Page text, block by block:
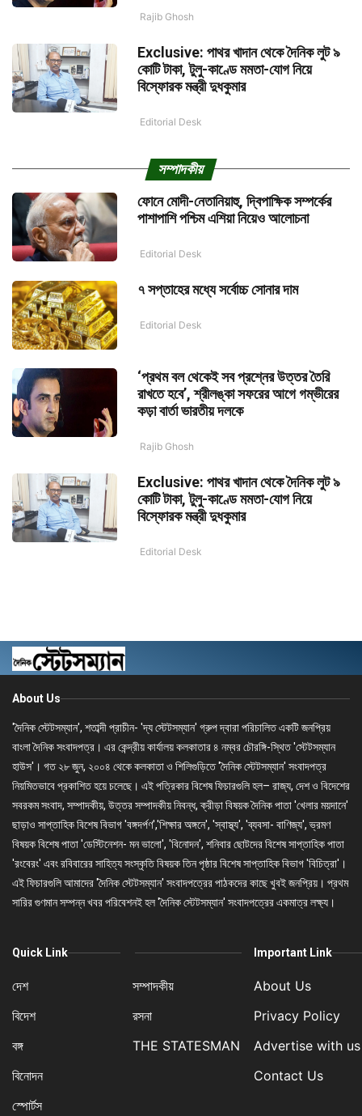
Rajib Ghosh
Exclusive: পাথর খাদান থেকে দৈনিক লুট ৯
কোটি টাকা, টুলু-কাণ্ডে মমতা-যোগ নিয়ে
বিস্ফোরক মন্ত্রী দুধকুমার
Editorial Desk
সম্পাদকীয়
ফোনে মোদী-নেতানিয়াহু, দ্বিপাক্ষিক সম্পর্কের
পাশাপাশি পশ্চিম এশিয়া নিয়েও আলোচনা
Editorial Desk
৭ সপ্তাহের মধ্যে সর্বোচ্চ সোনার দাম
Editorial Desk
‘প্রথম বল থেকেই সব প্রশ্নের উত্তর তৈরি
রাখতে হবে’, শ্রীলঙ্কা সফরের আগে গম্ভীরের
কড়া বার্তা ভারতীয় দলকে
Rajib Ghosh
Exclusive: পাথর খাদান থেকে দৈনিক লুট ৯
কোটি টাকা, টুলু-কাণ্ডে মমতা-যোগ নিয়ে
বিস্ফোরক মন্ত্রী দুধকুমার
Editorial Desk
About Us
'দৈনিক স্টেটসম্যান', শতাব্দী প্রাচীন- 'দ্য স্টেটসম্যান' গ্রুপ দ্বারা পরিচালিত একটি জনপ্রিয়
বাংলা দৈনিক সংবাদপত্র। এর কেন্দ্রীয় কার্যালয় কলকাতার ৪ নম্বর চৌরঙ্গি-স্থিত 'স্টেটসম্যান
হাউস'। গত ২৮ জুন, ২০০৪ থেকে কলকাতা ও শিলিগুড়িতে 'দৈনিক স্টেটসম্যান' সংবাদপত্র
নিয়মিতভাবে প্রকাশিত হয়ে চলেছে। এই পত্রিকার বিশেষ ফিচারগুলি হল– রাজ্য, দেশ ও বিদেশের
সবরকম সংবাদ, সম্পাদকীয়, উত্তর সম্পাদকীয় নিবন্ধ, ক্রীড়া বিষয়ক দৈনিক পাতা 'খেলার ময়দানে'
ছাড়াও সাপ্তাহিক বিশেষ বিভাগ 'বঙ্গদর্পণ','শিক্ষার অঙ্গনে', 'স্বাস্থ্য', 'ব্যবসা- বাণিজ্য', ভ্রমণ
বিষয়ক বিশেষ পাতা 'ডেস্টিনেশন- মন ভালো', 'বিনোদন', শনিবার ছোটদের বিশেষ সাপ্তাহিক পাতা
'রংবেরং' এবং রবিবারের সাহিত্য সংস্কৃতি বিষয়ক তিন পৃষ্ঠার বিশেষ সাপ্তাহিক বিভাগ 'বিচিত্রা'।
এই ফিচারগুলি আমাদের 'দৈনিক স্টেটসম্যান' সংবাদপত্রের পাঠকদের কাছে খুবই জনপ্রিয়। প্রথম
সারির গুণমান সম্পন্ন খবর পরিবেশনই হল 'দৈনিক স্টেটসম্যান' সংবাদপত্রের একমাত্র লক্ষ্য।
Quick Link
দেশ
বিদেশ
বঙ্গ
বিনোদন
স্পোর্টস
সম্পাদকীয়
রসনা
THE STATESMAN
Important Link
About Us
Privacy Policy
Advertise with us
Contact Us